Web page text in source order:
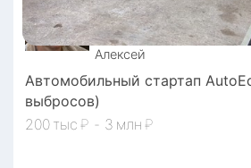
Алексей
Автомобильный стартап
выбросов)
200
₽ - 3 ₽